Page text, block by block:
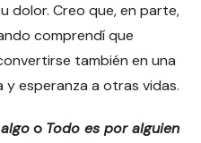
dolor. Creo que, en parte,
comprendí que
también en una
esperanza a otras vidas.
o Todo es por alguien